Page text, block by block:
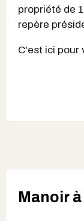
propriété de
repère
C'est ici pour
Manoir